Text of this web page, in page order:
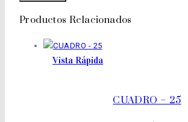
Productos Relacionados
Vista Rápida
CUADRO – 25